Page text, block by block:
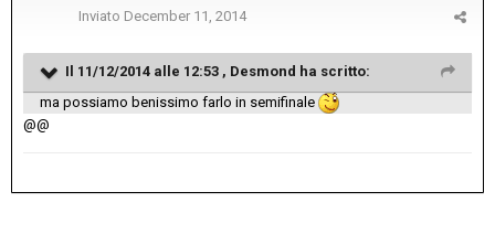
Inviato December 11, 2014
Il 11/12/2014 alle 12:53 , Desmond ha scritto:
ma possiamo benissimo farlo in semifinale
@@